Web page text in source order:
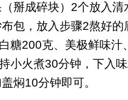
掰成碎块）2个放入清
包，放入步骤2熬好的
糖200克、美极鲜味汁
小火煮30分钟，下入
焖10分钟即可。